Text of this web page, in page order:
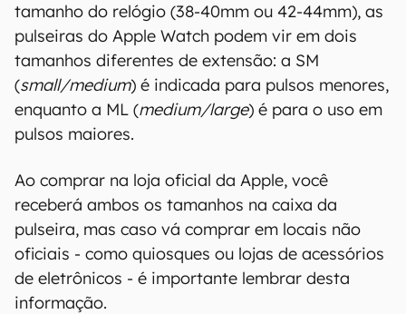
tamanho do relógio (38-40mm ou 42-44mm), as
pulseiras do Apple Watch podem vir em dois
tamanhos diferentes de extensão: a SM
(small/medium) é indicada para pulsos menores,
enquanto a ML (medium/large) é para o uso em
pulsos maiores.
Ao comprar na loja oficial da Apple, você
receberá ambos os tamanhos na caixa da
pulseira, mas caso vá comprar em locais não
oficiais - como quiosques ou lojas de acessórios
de eletrônicos - é importante lembrar desta
informação.